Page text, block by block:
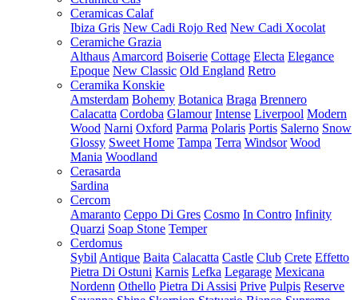
Ceramicas Calaf
Ibiza Gris New Cadi Rojo Red New Cadi Xocolat
Ceramiche Grazia
Althaus Amarcord Boiserie Cottage Electa Elegance
Epoque New Classic Old England Retro
Ceramika Konskie
Amsterdam Bohemy Botanica Braga Brennero
Calacatta Cordoba Glamour Intense Liverpool Modern
Wood Narni Oxford Parma Polaris Portis Salerno Snow
Glossy Sweet Home Tampa Terra Windsor Wood
Mania Woodland
Cerasarda
Sardina
Cercom
Amaranto Ceppo Di Gres Cosmo In Contro Infinity
Quarzi Soap Stone Temper
Cerdomus
Sybil Antique Baita Calacatta Castle Club Crete Effetto
Pietra Di Ostuni Karnis Lefka Legarage Mexicana
Nordenn Othello Pietra Di Assisi Prive Pulpis Reserve